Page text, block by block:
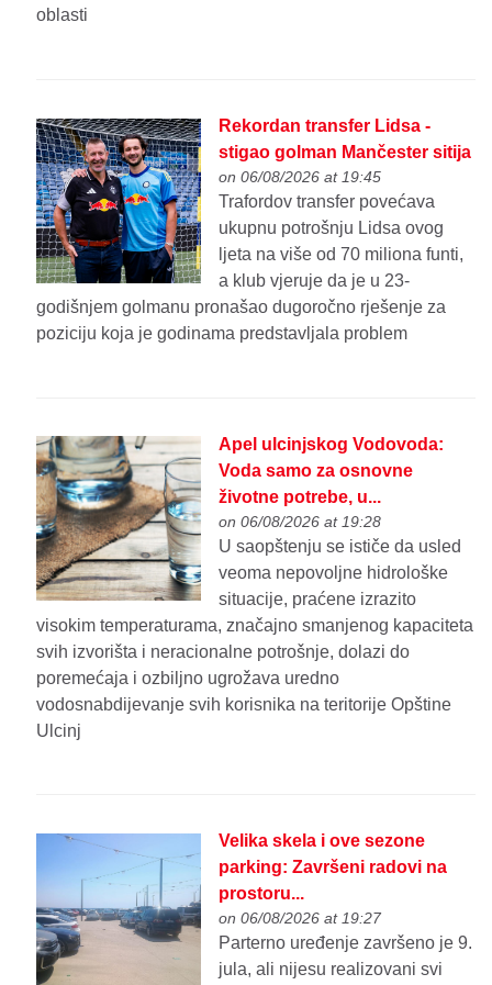
oblasti
Rekordan transfer Lidsa -
stigao golman Mančester sitija
on 06/08/2026 at 19:45
Trafordov transfer povećava
ukupnu potrošnju Lidsa ovog
ljeta na više od 70 miliona funti,
a klub vjeruje da je u 23-
godišnjem golmanu pronašao dugoročno rješenje za
poziciju koja je godinama predstavljala problem
Apel ulcinjskog Vodovoda:
Voda samo za osnovne
životne potrebe, u...
on 06/08/2026 at 19:28
U saopštenju se ističe da usled
veoma nepovoljne hidrološke
situacije, praćene izrazito
visokim temperaturama, značajno smanjenog kapaciteta
svih izvorišta i neracionalne potrošnje, dolazi do
poremećaja i ozbiljno ugrožava uredno
vodosnabdijevanje svih korisnika na teritorije Opštine
Ulcinj
Velika skela i ove sezone
parking: Završeni radovi na
prostoru...
on 06/08/2026 at 19:27
Parterno uređenje završeno je 9.
jula, ali nijesu realizovani svi